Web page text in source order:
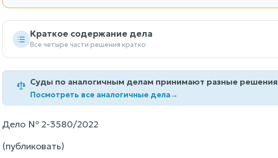
Краткое содержание дела
Все четыре части решения кратко
Суды по аналогичным делам принимают разные решения
Посмотреть все аналогичные дела→
Дело № 2-3580/2022
(публиковать)